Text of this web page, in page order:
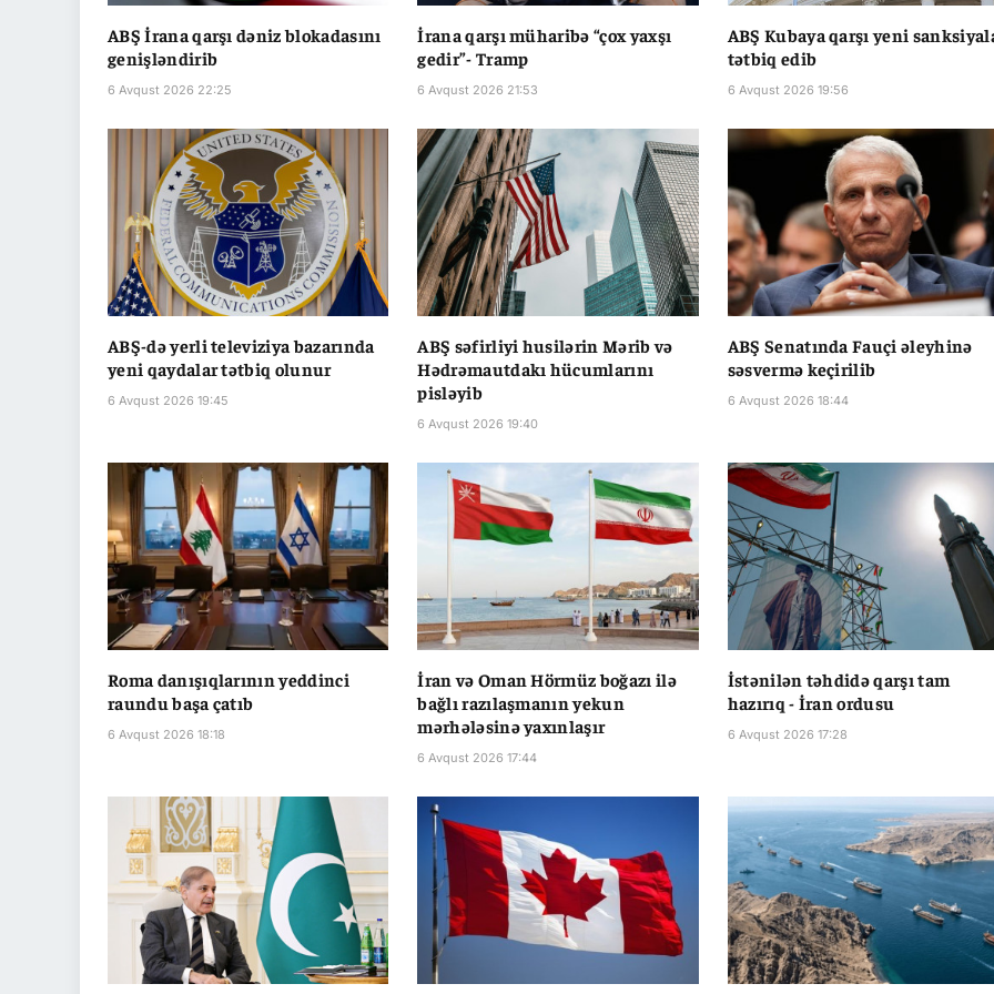
ABŞ İrana qarşı dəniz blokadasını
genişləndirib
6 Avqust 2026 22:25
İrana qarşı müharibə “çox yaxşı
gedir”- Tramp
6 Avqust 2026 21:53
ABŞ Kubaya qarşı yeni
tətbiq edib
6 Avqust 2026 19:56
ABŞ-də yerli televiziya bazarında
yeni qaydalar tətbiq olunur
6 Avqust 2026 19:45
ABŞ səfirliyi husilərin Mərib və
Hədrəmautdakı hücumlarını
pisləyib
6 Avqust 2026 19:40
ABŞ Senatında Fauçi əleyhinə
səsvermə keçirilib
6 Avqust 2026 18:44
Roma danışıqlarının yeddinci
raundu başa çatıb
6 Avqust 2026 18:18
İran və Oman Hörmüz boğazı ilə
bağlı razılaşmanın yekun
mərhələsinə yaxınlaşır
6 Avqust 2026 17:44
İstənilən təhdidə qarşı tam
hazırıq - İran ordusu
6 Avqust 2026 17:28